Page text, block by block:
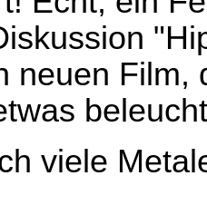
neuen Film,
viele